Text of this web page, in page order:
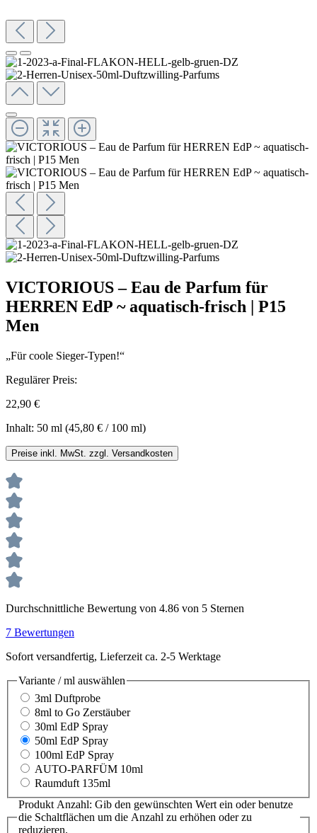
VICTORIOUS – Eau de Parfum für
HERREN EdP ~ aquatisch-frisch | P15
Men
„Für coole Sieger-Typen!“
Regulärer Preis:
22,90 €
Inhalt: 50 ml (45,80 € / 100 ml)
Preise inkl. MwSt. zzgl. Versandkosten
Durchschnittliche Bewertung von 4.86 von 5 Sternen
7 Bewertungen
Sofort versandfertig, Lieferzeit ca. 2-5 Werktage
Variante / ml auswählen
3ml Duftprobe
8ml to Go Zerstäuber
30ml EdP Spray
50ml EdP Spray
100ml EdP Spray
AUTO-PARFÜM 10ml
Raumduft 135ml
Produkt Anzahl: Gib den gewünschten Wert ein oder benutze
die Schaltflächen um die Anzahl zu erhöhen oder zu
reduzieren.